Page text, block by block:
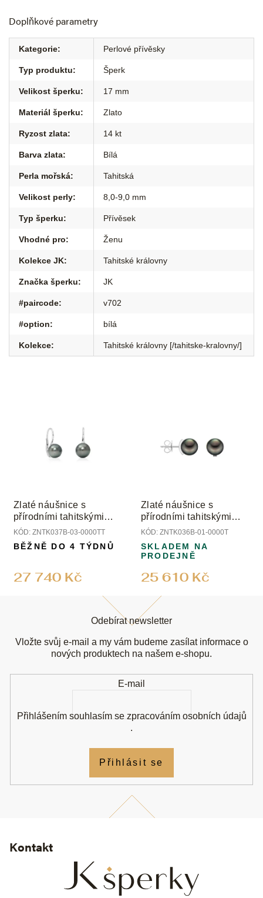
Doplňkové parametry
Kategorie: Perlové přívěsky
Typ produktu: Šperk
Velikost šperku: 17 mm
Materiál šperku: Zlato
Ryzost zlata: 14 kt
Barva zlata: Bílá
Perla mořská: Tahitská
Velikost perly: 8,0-9,0 mm
Typ šperku: Přívěsek
Vhodné pro: Ženu
Kolekce JK: Tahitské královny
Značka šperku: JK
#paircode: v702
#option: bílá
Kolekce: Tahitské královny [/tahitske-kralovny/]
Zlaté náušnice s
přírodními tahitskými
perlami
KÓD: ZNTK037B-03-0000TT
27 740 Kč
BĚŽNĚ DO 4 TÝDNŮ
Zlaté náušnice s
přírodními tahitskými
perlami
KÓD: ZNTK036B-01-0000T
25 610 Kč
SKLADEM NA
PRODEJNĚ
Kontakt
Odebírat newsletter
Vložte svůj e-mail a my vám budeme zasílat informace o
nových produktech na našem e-shopu.
E-mail
Přihlášením souhlasím se zpracováním osobních údajů
.
Přihlásit se